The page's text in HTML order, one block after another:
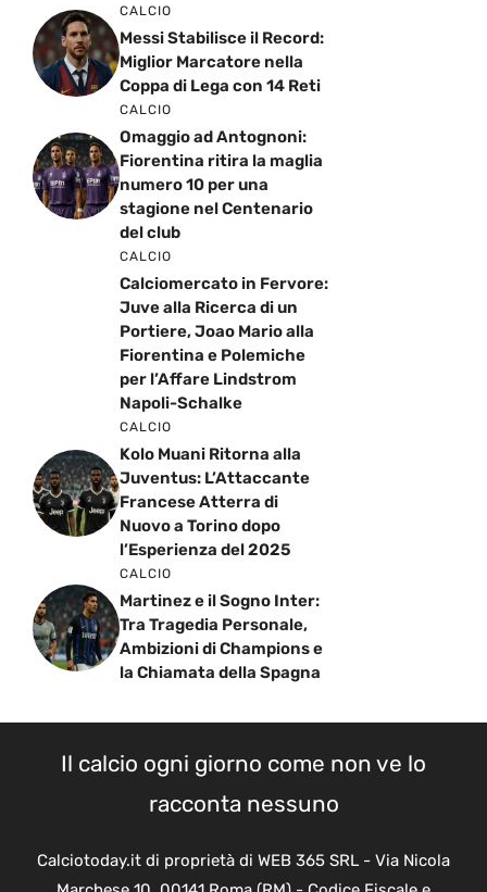
CALCIO
Messi Stabilisce il Record:
Miglior Marcatore nella
Coppa di Lega con 14 Reti
CALCIO
Omaggio ad Antognoni:
Fiorentina ritira la maglia
numero 10 per una
stagione nel Centenario
del club
CALCIO
Calciomercato in Fervore:
Juve alla Ricerca di un
Portiere, Joao Mario alla
Fiorentina e Polemiche
per l’Affare Lindstrom
Napoli-Schalke
CALCIO
Kolo Muani Ritorna alla
Juventus: L’Attaccante
Francese Atterra di
Nuovo a Torino dopo
l’Esperienza del 2025
CALCIO
Martinez e il Sogno Inter:
Tra Tragedia Personale,
Ambizioni di Champions e
la Chiamata della Spagna
Il calcio ogni giorno come non ve lo
racconta nessuno
Calciotoday.it di proprietà di WEB 365 SRL - Via Nicola